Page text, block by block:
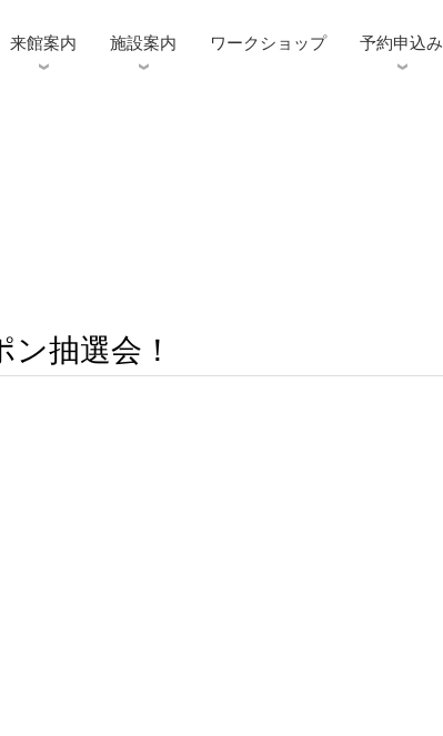
来館案内 施設案内 ワークショップ 予約申込み
抽選会！